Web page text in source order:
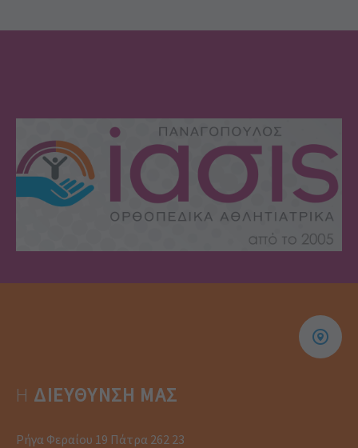
Η ΔΙΕΎΘΥΝΣΗ ΜΑΣ
Ρήγα Φεραίου 19 Πάτρα 262 23